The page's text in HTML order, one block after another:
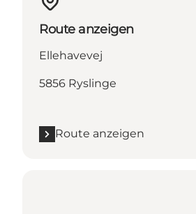
Route anzeigen
Ellehavevej
5856 Ryslinge
Route anzeigen